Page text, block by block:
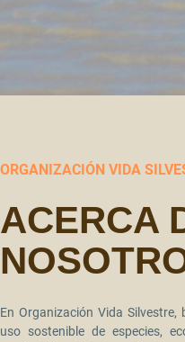
ORGANIZACIÓN VIDA
ACERCA
En Organización Vida
uso sostenible de especies,